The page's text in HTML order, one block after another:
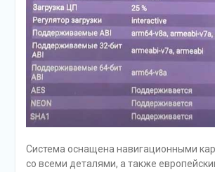
Система оснащена навигационными
со всеми деталями, а также